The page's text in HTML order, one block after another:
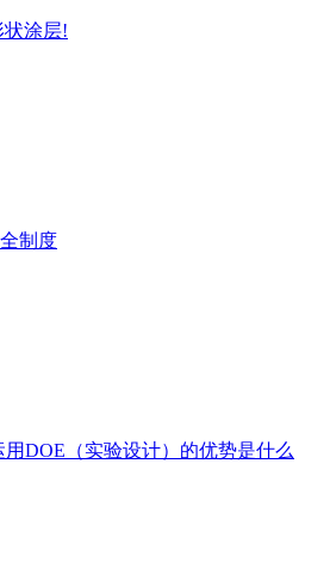
状涂层!
制度
DOE（实验设计）的优势是什么